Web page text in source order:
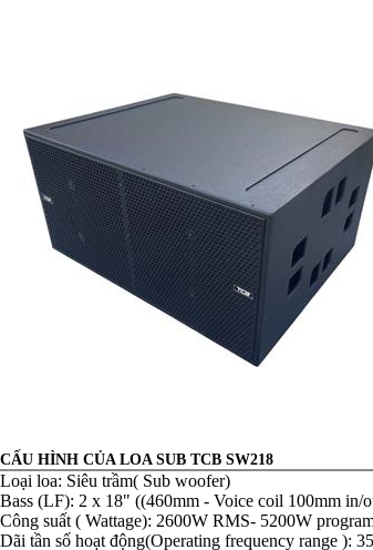
CẤU HÌNH CỦA LOA SUB TCB SW218
Loại loa: Siêu trầm( Sub woofer)
Bass (LF): 2 x 18" ((460mm - Voice coil 100mm
Công suất ( Wattage): 2600W RMS- 5200W
Dãi tần số hoạt động(Operating frequency range ):